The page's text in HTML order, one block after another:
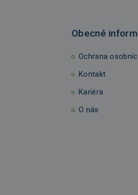
Obecné
Ochrana
Kontakt
Kariéra
O nás